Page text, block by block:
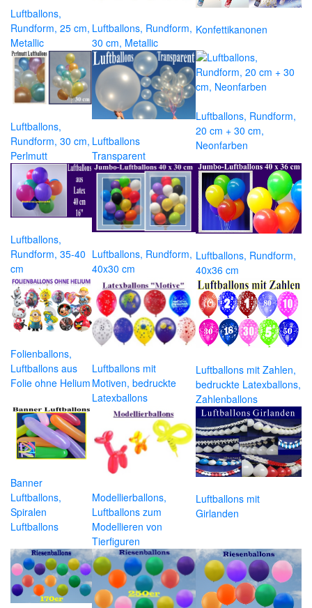
Luftballons,
Rundform, 25 cm,
Metallic
Luftballons, Rundform,
30 cm, Metallic
Konfettikanonen
Luftballons,
Rundform, 30 cm,
Perlmutt
Luftballons
Transparent
Luftballons, Rundform,
20 cm + 30 cm,
Neonfarben
Luftballons,
Rundform, 35-40
cm
Luftballons, Rundform,
40x30 cm
Luftballons, Rundform,
40x36 cm
Folienballons,
Luftballons aus
Folie ohne Helium
Luftballons mit
Motiven, bedruckte
Latexballons
Luftballons mit Zahlen,
bedruckte Latexballons,
Zahlenballons
Banner
Luftballons,
Spiralen
Luftballons
Modellierballons,
Luftballons zum
Modellieren von
Tierfiguren
Luftballons mit
Girlanden